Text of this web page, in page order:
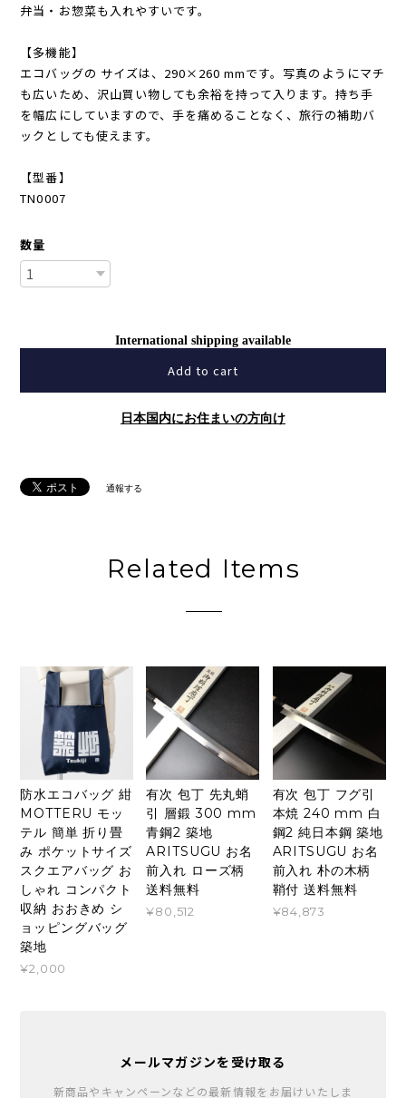
弁当・お惣菜も入れやすいです。
【多機能】
エコバッグの サイズは、290×260 mmです。写真のようにマチ
も広いため、沢山買い物しても余裕を持って入ります。持ち手
を幅広にしていますので、手を痛めることなく、旅行の補助バ
ックとしても使えます。
【型番】
TN0007
数量
International shipping available
Add to cart
日本国内にお住まいの方向け
通報する
Related Items
防水エコバッグ 紺
MOTTERU モッ
テル 簡単 折り畳
み ポケットサイズ
スクエアバッグ お
しゃれ コンパクト
収納 おおきめ シ
ョッピングバッグ
築地
¥2,000
有次 包丁 先丸蛸
引 層鍛 300 mm
青鋼2 築地
ARITSUGU お名
前入れ ローズ柄
送料無料
¥80,512
有次 包丁 フグ引
本焼 240 mm 白
鋼2 純日本鋼 築地
ARITSUGU お名
前入れ 朴の木柄
鞘付 送料無料
¥84,873
メールマガジンを受け取る
新商品やキャンペーンなどの最新情報をお届けいたしま